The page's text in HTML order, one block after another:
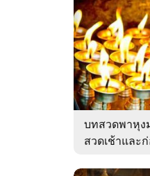
บทสวดพาหุง
สวดเช้าและ